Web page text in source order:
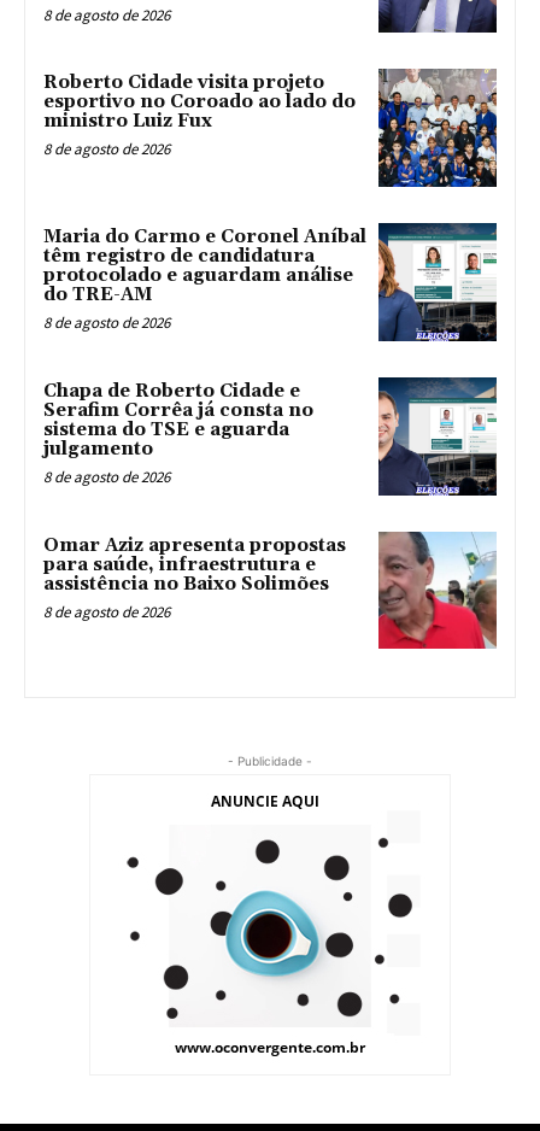
8 de agosto de 2026
Roberto Cidade visita projeto
esportivo no Coroado ao lado do
ministro Luiz Fux
8 de agosto de 2026
Maria do Carmo e Coronel Aníbal
têm registro de candidatura
protocolado e aguardam análise
do TRE-AM
8 de agosto de 2026
Chapa de Roberto Cidade e
Serafim Corrêa já consta no
sistema do TSE e aguarda
julgamento
8 de agosto de 2026
Omar Aziz apresenta propostas
para saúde, infraestrutura e
assistência no Baixo Solimões
8 de agosto de 2026
- Publicidade -